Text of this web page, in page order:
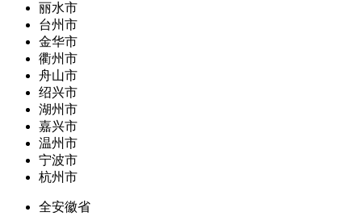
丽水市
台州市
金华市
衢州市
舟山市
绍兴市
湖州市
嘉兴市
温州市
宁波市
杭州市
全安徽省